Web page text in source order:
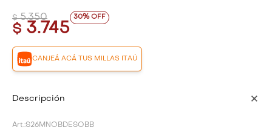
$ 3.745
$ 5.350 30
CANJEÁ ACÁ TUS MILLAS ITAÚ
Descripción
S26MNOBDESOBB